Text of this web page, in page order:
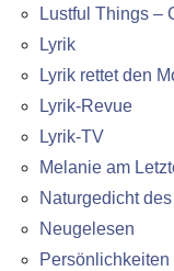
Lustful Things –
Lyrik
Lyrik rettet den
Lyrik-Revue
Lyrik-TV
Melanie am
Naturgedicht
Neugelesen
Persönlichkeiten